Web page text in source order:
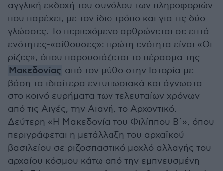
αγγλική εκδοχή του συνόλου των πληροφοριών
που παρέχει, με τον ίδιο τρόπο και για τις δύο
γλώσσες. Το περιεχόμενο αρθρώνεται σε επτά
ενότητες-«αίθουσες»: πρώτη ενότητα είναι «Οι
ρίζες», όπου παρουσιάζεται το πέρασμα της
Μακεδονίας από τον μύθο στην Ιστορία με
βάση τα ιδιαίτερα εντυπωσιακά και άγνωστα
στο κοινό ευρήματα των τελευταίων χρόνων
από τις Αιγές, την Αιανή, το Αρχοντικό.
Δεύτερη «Η Μακεδονία του Φιλίππου Β΄», όπου
περιγράφεται η μετάλλαξη του αρχαϊκού
βασιλείου σε ριζοσπαστικό μοχλό αλλαγής του
αρχαίου κόσμου κάτω από την εμπνευσμένη